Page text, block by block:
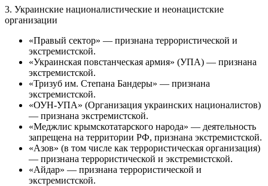
3. Украинские националистические и неонацистские
организации
«Правый сектор» — признана террористической и
экстремистской.
«Украинская повстанческая армия» (УПА) — признана
экстремистской.
«Тризуб им. Степана Бандеры» — признана
экстремистской.
«ОУН-УПА» (Организация украинских националистов)
— признана экстремистской.
«Меджлис крымскотатарского народа» — деятельность
запрещена на территории РФ, признана экстремистской.
«Азов» (в том числе как террористическая организация)
— признана террористической и экстремистской.
«Айдар» — признана террористической и
экстремистской.